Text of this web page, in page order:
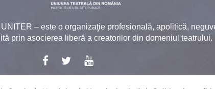
– este o organizaţie profesională, apolitică,
prin asocierea liberă a creatorilor din domeniul teatrului.